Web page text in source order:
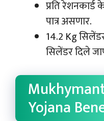
प्रति
पात्र असणार.
14.2 Kg
सिलेंडर दिले
Yojana